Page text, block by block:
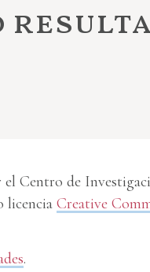
Centro de
licencia Creative
.